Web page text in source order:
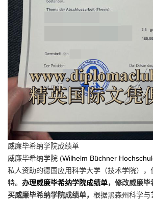
威廉毕希纳学院成绩单
威廉毕希纳学院 (Wilhelm Büchner
私人资助的德国应用科学大学（技术学院）
特。 办理威廉毕希纳学院成绩单，修改威廉
买威廉毕希纳学院成绩单， 根据黑森州科学与